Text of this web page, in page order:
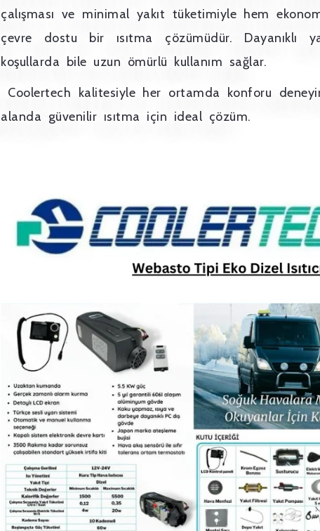
çalışması ve minimal yakıt tüketimiyle hem
çevre dostu bir ısıtma çözümüdür. Dayanıklı
koşullarda bile uzun ömürlü kullanım sağlar.
Coolertech kalitesiyle her ortamda konforu
alanda güvenilir ısıtma için ideal çözüm.